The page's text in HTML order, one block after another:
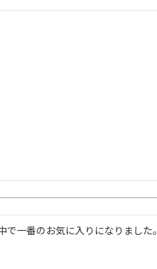
一番のお気に入りになりました。